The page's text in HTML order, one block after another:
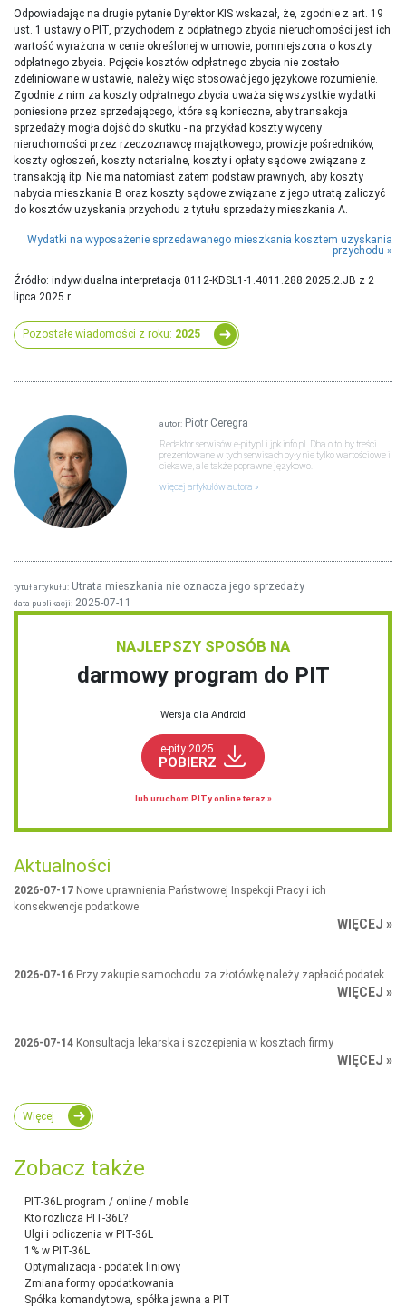
NAJLEPSZY SPOSÓB NA
darmowy program do PIT
Wersja dla Android
e-pity 2025
POBIERZ
lub uruchom PITy online teraz »
Aktualności
2026-07-17 Nowe uprawnienia Państwowej Inspekcji Pracy i ich
konsekwencje podatkowe
WIĘCEJ »
2026-07-16 Przy zakupie samochodu za złotówkę należy zapłacić podatek
WIĘCEJ »
2026-07-14 Konsultacja lekarska i szczepienia w kosztach firmy
WIĘCEJ »
Więcej
Zobacz także
PIT-36L program / online / mobile
Kto rozlicza PIT-36L?
Ulgi i odliczenia w PIT-36L
1% w PIT-36L
Optymalizacja - podatek liniowy
Zmiana formy opodatkowania
Spółka komandytowa, spółka jawna a PIT
Odpowiadając na drugie pytanie Dyrektor KIS wskazał, że, zgodnie z art. 19
ust. 1 ustawy o PIT, przychodem z odpłatnego zbycia nieruchomości jest ich
wartość wyrażona w cenie określonej w umowie, pomniejszona o koszty
odpłatnego zbycia. Pojęcie kosztów odpłatnego zbycia nie zostało
zdefiniowane w ustawie, należy więc stosować jego językowe rozumienie.
Zgodnie z nim za koszty odpłatnego zbycia uważa się wszystkie wydatki
poniesione przez sprzedającego, które są konieczne, aby transakcja
sprzedaży mogła dojść do skutku - na przykład koszty wyceny
nieruchomości przez rzeczoznawcę majątkowego, prowizje pośredników,
koszty ogłoszeń, koszty notarialne, koszty i opłaty sądowe związane z
transakcją itp. Nie ma natomiast zatem podstaw prawnych, aby koszty
nabycia mieszkania B oraz koszty sądowe związane z jego utratą zaliczyć
do kosztów uzyskania przychodu z tytułu sprzedaży mieszkania A.
Wydatki na wyposażenie sprzedawanego mieszkania kosztem uzyskania
przychodu
Źródło: indywidualna interpretacja 0112-KDSL1-1.4011.288.2025.2.JB z 2
lipca 2025 r.
Pozostałe wiadomości z roku: 2025
autor: Piotr Ceregra
Redaktor serwisów e-pity.pl i jpk.info.pl. Dba o to, by treści
prezentowane w tych serwisach były nie tylko wartościowe i
ciekawe, ale także poprawne językowo.
więcej artykułów autora
tytuł artykułu: Utrata mieszkania nie oznacza jego sprzedaży
data publikacji: 2025-07-11